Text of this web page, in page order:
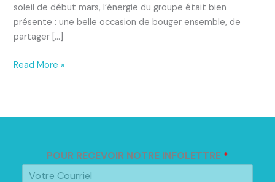
soleil de début mars, l’énergie du groupe était bien
présente : une belle occasion de bouger ensemble, de
partager […]
Read More »
POUR RECEVOIR NOTRE INFOLETTRE *